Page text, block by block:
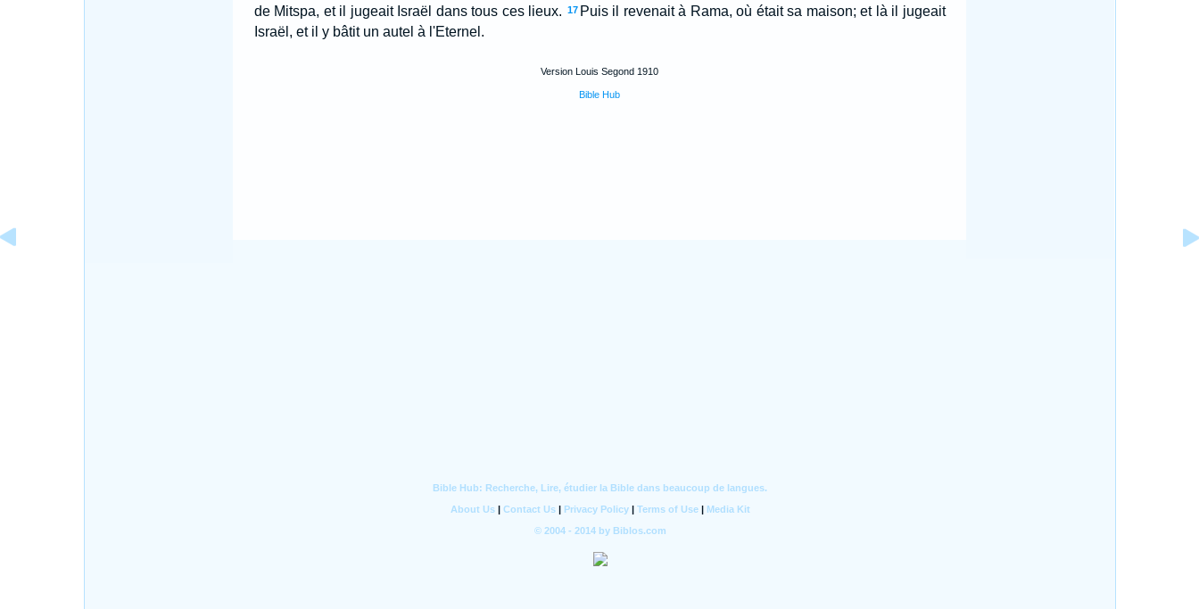
de Mitspa, et il jugeait Israël dans tous ces lieux. 17 Puis il revenait à Rama, où était sa maison; et là il jugeait
Israël, et il y bâtit un autel à l'Eternel.
Version Louis Segond 1910
Bible Hub